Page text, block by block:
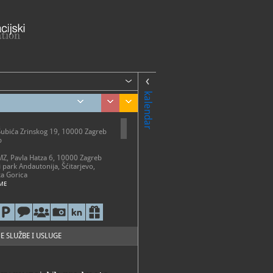
kalendar
Zrinskog 19, 10000 Zagreb
Pavla Hatza 6, 10000 Zagreb
park Andautonija, Šćitarjevo,
Gorica
h
13 h
državnim
i neradnim danima
SLUŽBE I USLUGE